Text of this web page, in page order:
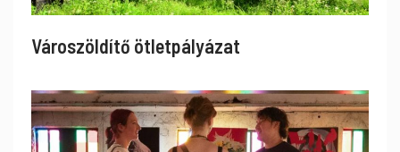
Városzöldítő ötletpályázat